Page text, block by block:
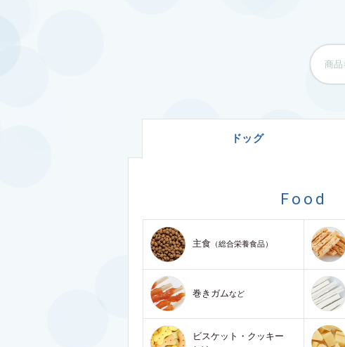
ドッグ
Food
主食 （総合栄養食品）
巻きガムなど
ビスケット・クッキー